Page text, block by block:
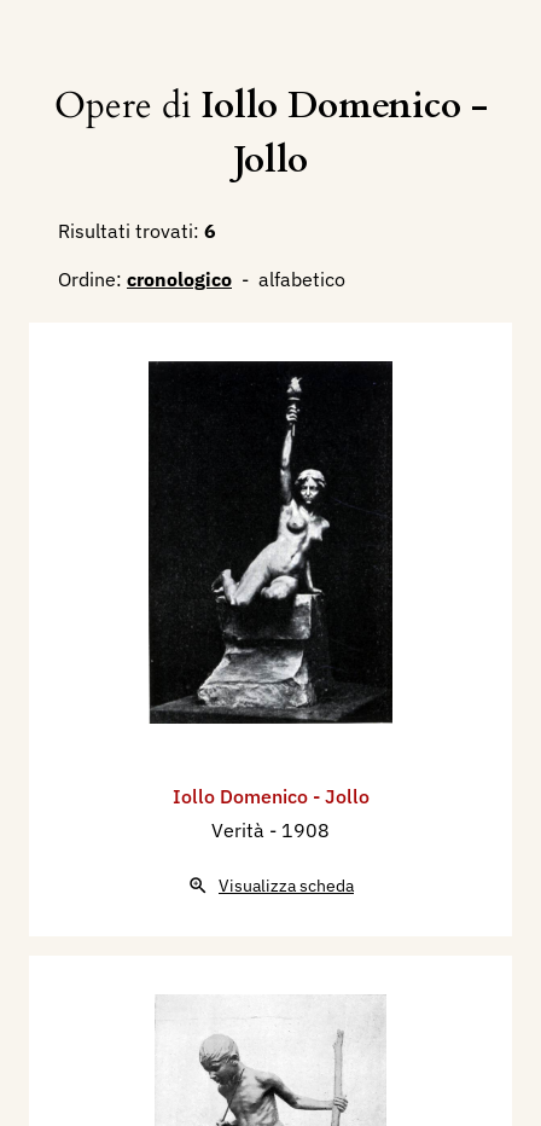
Opere di Iollo Domenico -
Jollo
Risultati trovati: 6
Ordine: cronologico - alfabetico
Iollo Domenico - Jollo
Verità - 1908
Visualizza scheda